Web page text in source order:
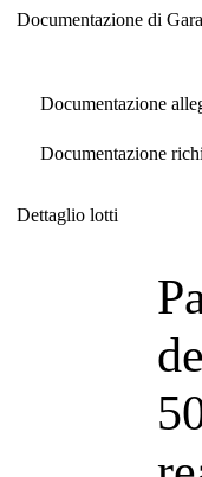
Documentazione di Gara
Documentazione
Documentazione
Dettaglio lotti